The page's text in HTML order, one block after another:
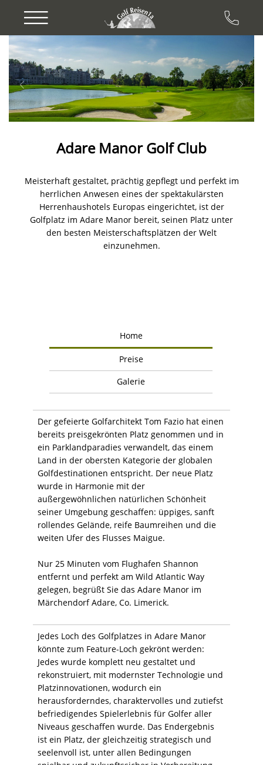
Previous
Adare Manor Golf Club
Meisterhaft gestaltet, prächtig gepflegt und perfekt im
herrlichen Anwesen eines der spektakulärsten
Herrenhaushotels Europas eingerichtet, ist der
Golfplatz im Adare Manor bereit, seinen Platz unter
den besten Meisterschaftsplätzen der Welt
einzunehmen.
Home
Preise
Galerie
Der gefeierte Golfarchitekt Tom Fazio hat einen
bereits preisgekrönten Platz genommen und in
ein Parklandparadies verwandelt, das einem
Land in der obersten Kategorie der globalen
Golfdestinationen entspricht. Der neue Platz
wurde in Harmonie mit der
außergewöhnlichen natürlichen Schönheit
seiner Umgebung geschaffen: üppiges, sanft
rollendes Gelände, reife Baumreihen und die
weiten Ufer des Flusses Maigue.
Nur 25 Minuten vom Flughafen Shannon
entfernt und perfekt am Wild Atlantic Way
gelegen, begrüßt Sie das Adare Manor im
Märchendorf Adare, Co. Limerick.
Jedes Loch des Golfplatzes in Adare Manor
könnte zum Feature-Loch gekrönt werden:
Jedes wurde komplett neu gestaltet und
rekonstruiert, mit modernster Technologie und
Platzinnovationen, wodurch ein
herausforderndes, charaktervolles und zutiefst
befriedigendes Spielerlebnis für Golfer aller
Niveaus geschaffen wurde. Das Endergebnis
ist ein Platz, der gleichzeitig strategisch und
seelenvoll ist, unter allen Bedingungen